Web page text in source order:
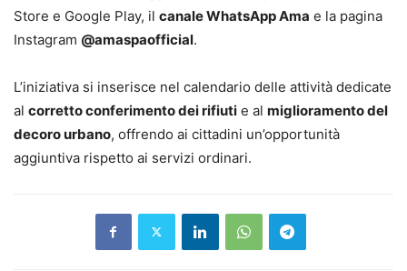
Store e Google Play, il canale WhatsApp Ama e la pagina
Instagram @amaspaofficial.
L’iniziativa si inserisce nel calendario delle attività dedicate
al corretto conferimento dei rifiuti e al miglioramento del
decoro urbano, offrendo ai cittadini un’opportunità
aggiuntiva rispetto ai servizi ordinari.